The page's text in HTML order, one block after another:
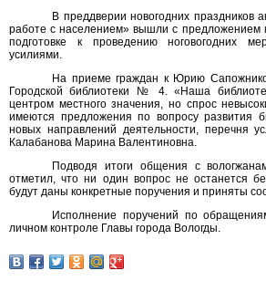
В преддверии новогодних праздников
работе с населением» вышли с предложением
подготовке к проведению ноговогодних
усилиями.
На приеме граждан к Юрию
Городской библиотеки № 4. «Наша
центром местного значения, но спрос
имеются предложения по вопросу развития
новых направлений деятельности, перечня
Калабанова Марина Валентиновна.
Подводя итоги общения с
отметил, что ни один вопрос не останется
будут даны конкретные поручения и приняты
Исполнение поручений по
личном контроле Главы города Вологды.